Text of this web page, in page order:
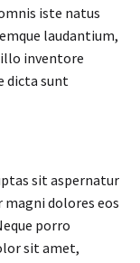
iste natus
laudantium,
illo inventore
dicta sunt
sit aspernatur
dolores eos
porro
sit amet,